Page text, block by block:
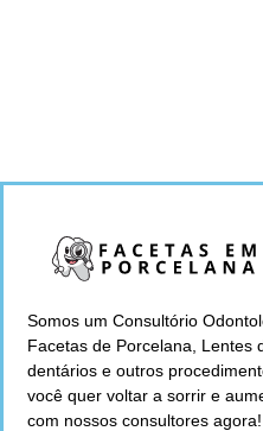
Somos um Consultório
Facetas de Porcelana, Lentes
dentários e outros
você quer voltar a sorrir e
com nossos consultores agora!